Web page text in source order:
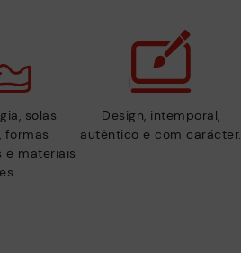
solas
formas
e materiais
Design, intemporal,
autêntico e com carácter.